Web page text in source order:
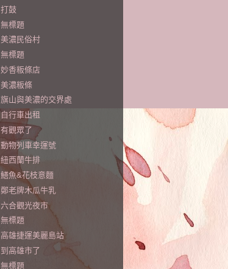
打鼓
無標題
美濃民俗村
無標題
妙香粄條店
美濃粄條
旗山與美濃的交界處
自行車出租
有觀眾了
動物列車幸運號
紐西蘭牛排
鱔魚&花枝意麵
鄭老牌木瓜牛乳
六合觀光夜市
無標題
高雄捷運美麗島站
到高雄市了
無標題